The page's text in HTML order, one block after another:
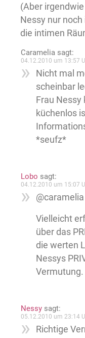
(Aber
Nessy nur
die intimen
Caramelia sagt:
04.12.2010 um 13:57
Nicht mal
scheinbar
Frau Nessy
küchenlos
*seufz*
Lobo sagt:
04.12.2010 um 15:07
@caramelia
Vielleicht
über das
die werten
Nessys
Vermutung.
Nessy sagt:
05.12.2010 um 23:14
Richtige